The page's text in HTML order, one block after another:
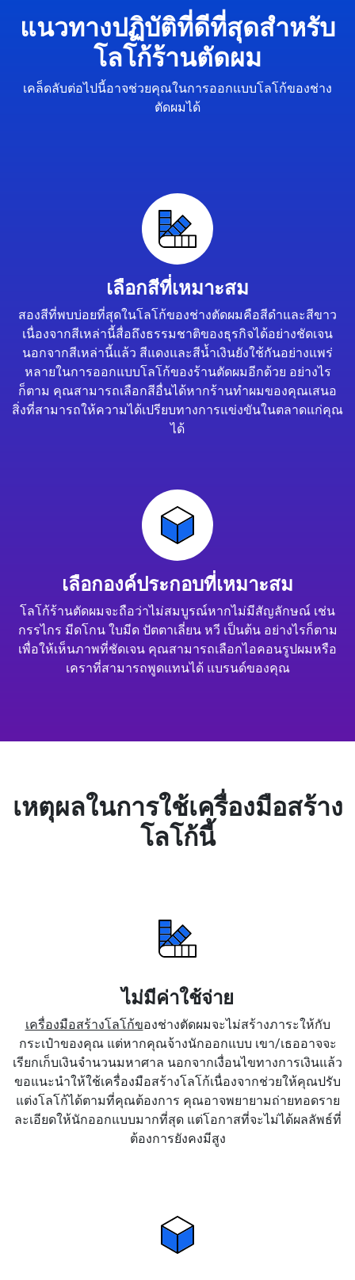
แนวทางปฏิบัติที่ดีที่สุดสำหรับ
โลโก้ร้านตัดผม
เคล็ดลับต่อไปนี้อาจช่วยคุณในการออกแบบโลโก้ของช่าง
ตัดผมได้
เลือกสีที่เหมาะสม
สองสีที่พบบ่อยที่สุดในโลโก้ของช่างตัดผมคือสีดำและสีขาว
เนื่องจากสีเหล่านี้สื่อถึงธรรมชาติของธุรกิจได้อย่างชัดเจน
นอกจากสีเหล่านี้แล้ว สีแดงและสีน้ำเงินยังใช้กันอย่างแพร่
หลายในการออกแบบโลโก้ของร้านตัดผมอีกด้วย อย่างไร
ก็ตาม คุณสามารถเลือกสีอื่นได้หากร้านทำผมของคุณเสนอ
สิ่งที่สามารถให้ความได้เปรียบทางการแข่งขันในตลาดแก่คุณ
ได้
เลือกองค์ประกอบที่เหมาะสม
โลโก้ร้านตัดผมจะถือว่าไม่สมบูรณ์หากไม่มีสัญลักษณ์ เช่น
กรรไกร มีดโกน ใบมีด ปัตตาเลี่ยน หวี เป็นต้น อย่างไรก็ตาม
เพื่อให้เห็นภาพที่ชัดเจน คุณสามารถเลือกไอคอนรูปผมหรือ
เคราที่สามารถพูดแทนได้ แบรนด์ของคุณ
เหตุผลในการใช้เครื่องมือสร้าง
โลโก้นี้
ไม่มีค่าใช้จ่าย
เครื่องมือสร้างโลโก้ของช่างตัดผมจะไม่สร้างภาระให้กับ
กระเป๋าของคุณ แต่หากคุณจ้างนักออกแบบ เขา/เธออาจจะ
เรียกเก็บเงินจำนวนมหาศาล นอกจากเงื่อนไขทางการเงินแล้ว
ขอแนะนำให้ใช้เครื่องมือสร้างโลโก้เนื่องจากช่วยให้คุณปรับ
แต่งโลโก้ได้ตามที่คุณต้องการ คุณอาจพยายามถ่ายทอดราย
ละเอียดให้นักออกแบบมากที่สุด แต่โอกาสที่จะไม่ได้ผลลัพธ์ที่
ต้องการยังคงมีสูง